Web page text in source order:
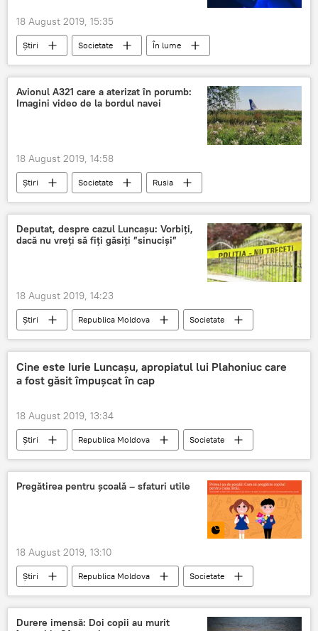
18 August 2019, 15:35
Știri Societate
În lume
SUA
Romania
Facebook
Messenger
conversatie
Avionul A321 care a aterizat în porumb:
Imagini video de la bordul navei
18 August 2019, 14:58
Știri Societate
Rusia
Accidente
Rusia
avion
porumb
aterizare video
Deputat, despre cazul Luncașu: Vorbiți,
dacă nu vreți să fiți găsiți ”sinuciși”
18 August 2019, 14:23
Știri Republica Moldova
Societate
Iurie Luncașu
sinucidere
suspect
Plahotniuc
Cine este Iurie Luncașu, apropiatul lui Plahoniuc care
a fost găsit împușcat în cap
18 August 2019, 13:34
Știri Republica Moldova
Societate
Iurie Luncașu
împușcat în cap
om de afaceri
Plahotniuc
Pregătirea pentru școală – sfaturi utile
18 August 2019, 13:10
Știri Republica Moldova
Societate
Educație
Grafică Info
Multimedia
pregătire
școală
1 septembrie
Durere imensă: Doi copii au murit